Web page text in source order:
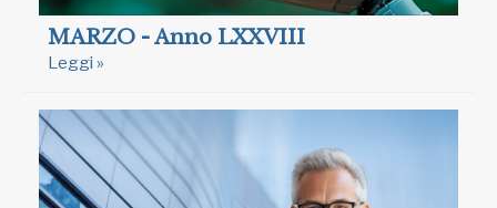
MARZO - Anno LXXVIII
Leggi »